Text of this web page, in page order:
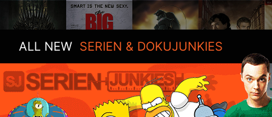
ALL NEW SERIEN & DOKUJUNKIES